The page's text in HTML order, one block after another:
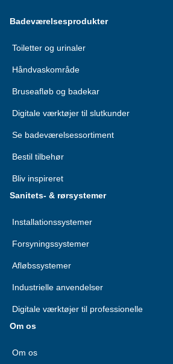
Badeværelsesprodukter
Toiletter og urinaler
Håndvaskområde
Bruseafløb og badekar
Digitale værktøjer til slutkunder
Se badeværelsessortiment
Bestil tilbehør
Bliv inspireret
Sanitets- & rørsystemer
Installationssystemer
Forsyningssystemer
Afløbssystemer
Industrielle anvendelser
Digitale værktøjer til professionelle
Om os
Om os